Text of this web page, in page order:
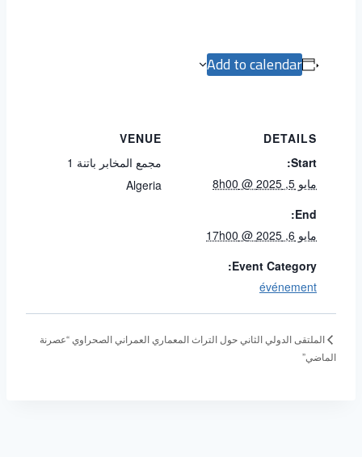
Add to calendar
DETAILS
Start:
مايو 5, 2025 @ 8h00
End:
مايو 6, 2025 @ 17h00
Event Category:
événement
VENUE
مجمع المخابر باتنة 1
Algeria
الملتقى الدولي الثاني حول التراث المعماري العمراني الصحراوي “عصرنة
الماضي”